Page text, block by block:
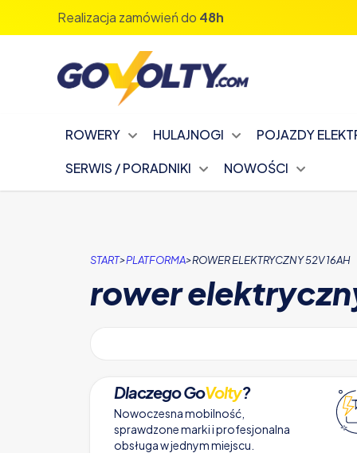
ROWERY HULAJNOGI POJAZDY
SERWIS / PORADNIKI
NOWOŚCI
START>PLATFORMA>ROWER ELEKTRYCZNY 52V 16AH
rower
Dlaczego GoVolty?
Nowoczesna mobilność,
sprawdzone marki i profesjonalna
obsługa w jednym miejscu.